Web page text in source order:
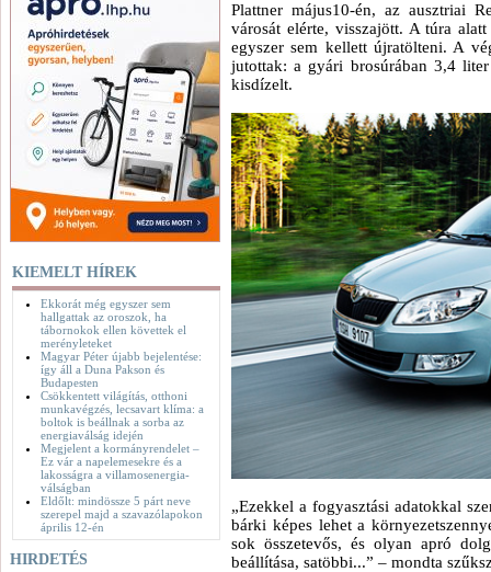
KIEMELT HÍREK
Ekkorát még egyszer sem
hallgattak az oroszok, ha
tábornokok ellen követtek el
merényleteket
Magyar Péter újabb bejelentése:
így áll a Duna Pakson és
Budapesten
Csökkentett világítás, otthoni
munkavégzés, lecsavart klíma: a
boltok is beállnak a sorba az
energiaválság idején
Megjelent a kormányrendelet –
Ez vár a napelemesekre és a
lakosságra a villamosenergia-
válságban
Eldőlt: mindössze 5 párt neve
szerepel majd a szavazólapokon
április 12-én
HIRDETÉS
Plattner május10-én, az ausztriai
városát elérte, visszajött. A túra
egyszer sem kellett újratölteni. A
jutottak: a gyári brosúrában 3,4
kisdízelt.
„Ezekkel a fogyasztási adatokkal
bárki képes lehet a
sok összetevős, és olyan apró
beállítása, satöbbi...” – mondta